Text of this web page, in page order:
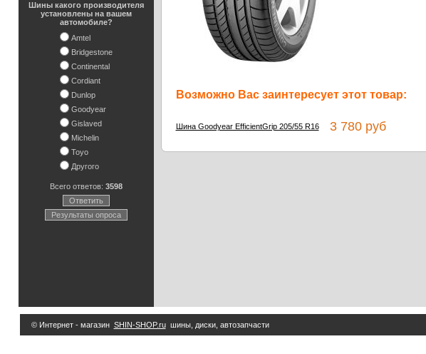
Шины какого производителя
установлены на вашем
автомобиле?
Amtel
Bridgestone
Continental
Cordiant
Dunlop
Goodyear
Gislaved
Michelin
Toyo
Другого
Всего ответов: 3598
Ответить
Результаты опроса
Возможно Вас заинтересует этот товар:
Шина Goodyear EfficientGrip 205/55 R163 780 руб
© Интернет - магазин SHIN-SHOP.ruшины, диски, автозапчасти